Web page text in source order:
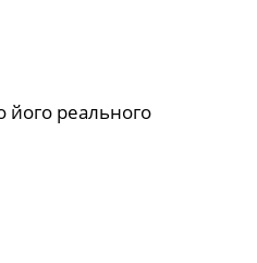
його реального